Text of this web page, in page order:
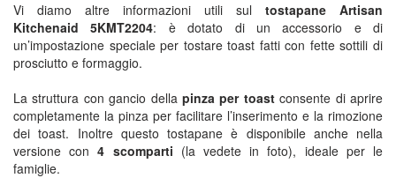
Vi diamo altre informazioni utili sul tostapane Artisan
Kitchenaid 5KMT2204: è dotato di un accessorio e di
un’impostazione speciale per tostare toast fatti con fette sottili di
prosciutto e formaggio.
La struttura con gancio della pinza per toastconsente di aprire
completamente la pinza per facilitare l’inserimento e la rimozione
dei toast. Inoltre questo tostapane è disponibile anche nella
versione con4 scomparti (la vedete in foto), ideale per le
famiglie.